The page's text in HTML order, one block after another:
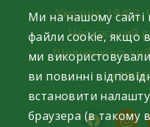
content
Україна, 19402,
Черкаський
facebook
Ми на нашому сайті
файли cookie, якщо
ми
ви повинні
встановити
браузера (в такому